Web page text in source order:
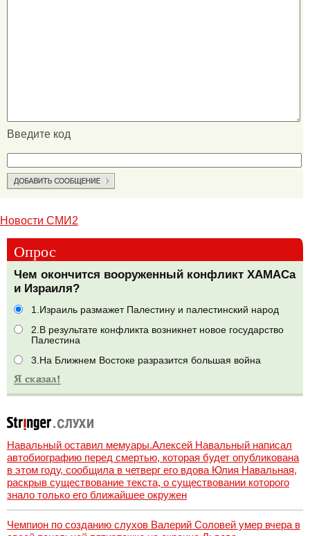
Введите код
Новости СМИ2
Опрос
Чем окончится вооруженный конфликт ХАМАСа
и Израиля?
1.Израиль размажет Палестину и палестинский народ
2.В результате конфликта возникнет новое государство
Палестина
3.На Ближнем Востоке разразится большая война
Навальный оставил мемуары.Алексей Навальный написал
автобиографию перед смертью, которая будет опубликована
в этом году, сообщила в четверг его вдова Юлия Навальная,
раскрыв существование текста, о существовании которого
знало только его ближайшее окружен
Чемпион по созданию слухов Валерий Соловей умер вчера в